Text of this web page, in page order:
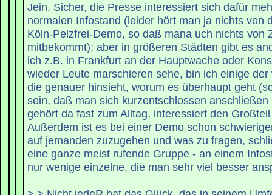
Jein. Sicher, die Presse interessiert sich dafür
normalen Infostand (leider hört man ja nichts von
Köln-Pelzfrei-Demo, so daß mana uch nichts von
mitbekommt); aber in größeren Städten gibt es
ich z.B. in Frankfurt an der Hauptwache oder
wieder Leute marschieren sehe, bin ich einige
die genauer hinsieht, worum es überhaupt geht
sein, daß man sich kurzentschlossen
gehört da fast zum Alltag, interessiert den
Außerdem ist es bei einer Demo schon
auf jemanden zuzugehen und was zu fragen,
eine ganze meist rufende Gruppe - an einem
nur wenige einzelne, die man sehr viel besser